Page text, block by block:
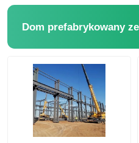
Dom prefabrykowany